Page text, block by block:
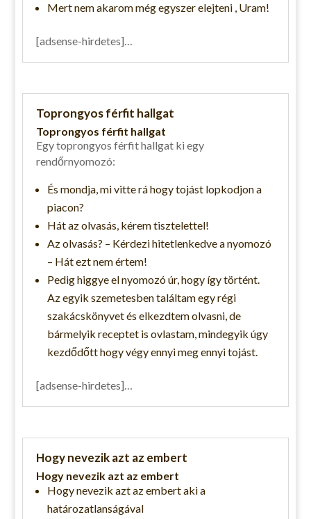
Mert nem akarom még egyszer elejteni , Uram!
[adsense-hirdetes]…
Toprongyos férfit hallgat
Toprongyos férfit hallgat
Egy toprongyos férfit hallgat ki egy
rendőrnyomozó:
És mondja, mi vitte rá hogy tojást lopkodjon a
piacon?
Hát az olvasás, kérem tisztelettel!
Az olvasás? – Kérdezi hitetlenkedve a nyomozó
– Hát ezt nem értem!
Pedig higgye el nyomozó úr, hogy így történt.
Az egyik szemetesben találtam egy régi
szakácskönyvet és elkezdtem olvasni, de
bármelyik receptet is ovlastam, mindegyik úgy
kezdődőtt hogy végy ennyi meg ennyi tojást.
[adsense-hirdetes]…
Hogy nevezik azt az embert
Hogy nevezik azt az embert
Hogy nevezik azt az embert aki a
határozatlanságával